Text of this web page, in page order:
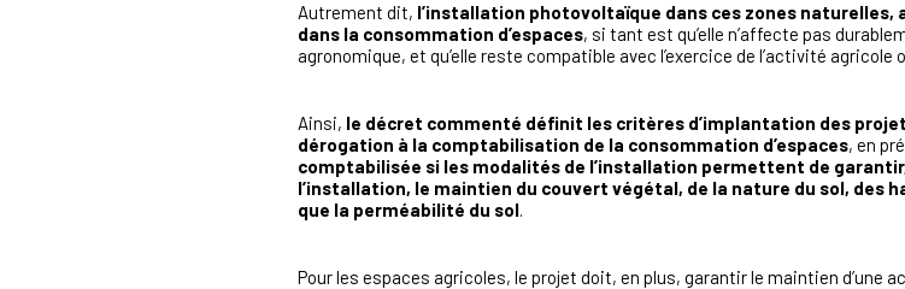
Autrement dit, l’installation photovoltaïque dans ces zones
dans la consommation d’espaces, si tant est qu’elle n’affecte pas
agronomique, et qu’elle reste compatible avec l’exercice de l’activité agricole
Ainsi, le décret commenté définit les critères d’implantation des
dérogation à la comptabilisation de la consommation d’espaces, en
comptabilisée si les modalités de l’installation permettent de
l’installation, le maintien du couvert végétal, de la nature du sol,
que la perméabilité du sol.
Pour les espaces agricoles, le projet doit, en plus, garantir le maintien d’une